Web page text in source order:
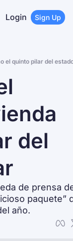
Login Sign Up
el quinto pilar del
del
de prensa
paquete”
año.